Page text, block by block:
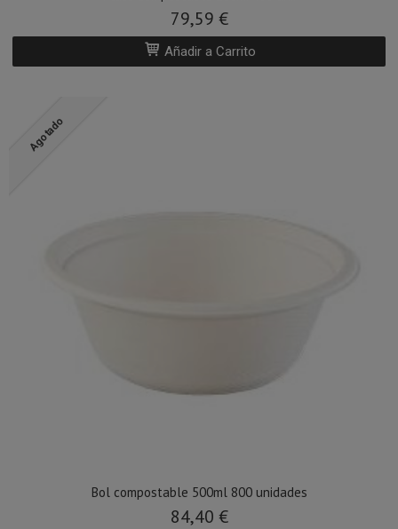
79,59 €
Añadir a Carrito
Agotado
Bol compostable 500ml 800 unidades
84,40 €